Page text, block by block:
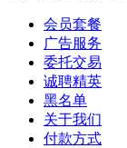
会员套餐
广告服务
委托交易
诚聘精英
黑名单
关于我们
付款方式